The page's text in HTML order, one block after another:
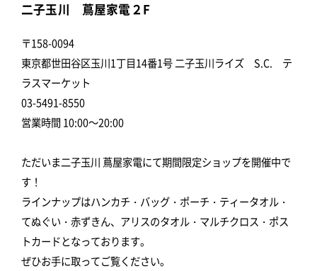
二子玉川 蔦屋家電２F
〒158-0094
東京都世田谷区玉川1丁目14番1号 二子玉川ライズ S.C. テ
ラスマーケット
03-5491-8550
営業時間 10:00～20:00
ただいま二子玉川 蔦屋家電にて期間限定ショップを開催中で
す！
ラインナップはハンカチ・バッグ・ポーチ・ティータオル・
てぬぐい・赤ずきん、アリスのタオル・マルチクロス・ポス
トカードとなっております。
ぜひお手に取ってご覧ください。